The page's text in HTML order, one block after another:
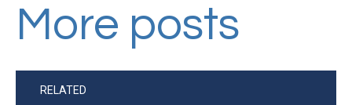
More posts
RELATED